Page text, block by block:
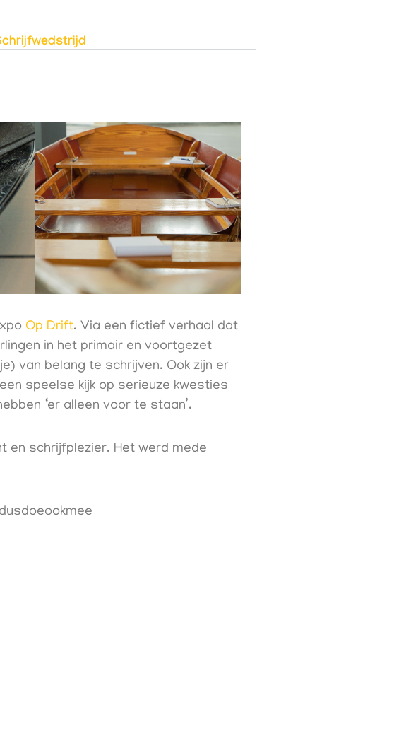
Op Drift. Via een fictief verhaal dat
in het primair en voortgezet
van belang te schrijven. Ook zijn er
speelse kijk op serieuze kwesties
‘er alleen voor te staan’.
en schrijfplezier. Het werd mede